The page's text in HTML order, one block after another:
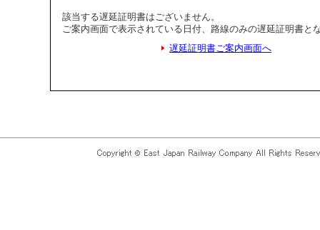
該当する遅延証明書はございません。
ご案内画面で表示されている日付、路線のみの遅延証明書と
遅延証明書ご案内画面へ